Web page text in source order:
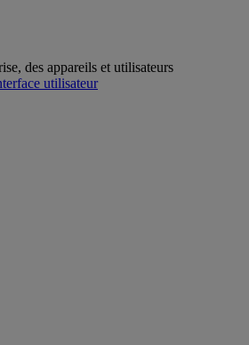
des appareils et utilisateurs
utilisateur